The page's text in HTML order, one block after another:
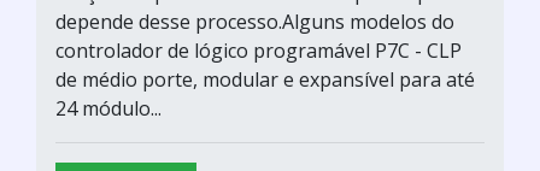
depende desse processo.Alguns modelos do
controlador de lógico programável P7C - CLP
de médio porte, modular e expansível para até
24 módulo...